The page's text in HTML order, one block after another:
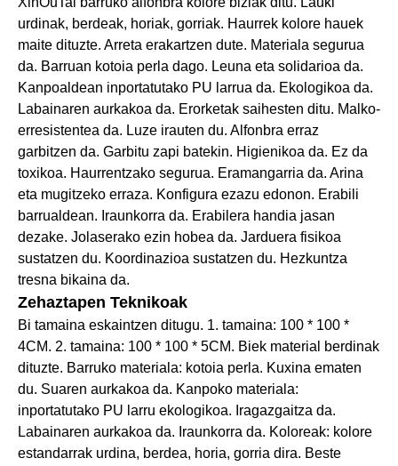
urdinak, berdeak, horiak, gorriak. Haurrek kolore hauek
maite dituzte. Arreta erakartzen dute. Materiala segurua
da. Barruan kotoia perla dago. Leuna eta solidarioa da.
Kanpoaldean inportatutako PU larrua da. Ekologikoa da.
Labainaren aurkakoa da. Erorketak saihesten ditu. Malko-
erresistentea da. Luze irauten du. Alfonbra erraz
garbitzen da. Garbitu zapi batekin. Higienikoa da. Ez da
toxikoa. Haurrentzako segurua. Eramangarria da. Arina
eta mugitzeko erraza. Konfigura ezazu edonon. Erabili
barrualdean. Iraunkorra da. Erabilera handia jasan
dezake. Jolaserako ezin hobea da. Jarduera fisikoa
sustatzen du. Koordinazioa sustatzen du. Hezkuntza
tresna bikaina da.
Zehaztapen Teknikoak
Bi tamaina eskaintzen ditugu. 1. tamaina: 100 * 100 *
4CM. 2. tamaina: 100 * 100 * 5CM. Biek material berdinak
dituzte. Barruko materiala: kotoia perla. Kuxina ematen
du. Suaren aurkakoa da. Kanpoko materiala:
inportatutako PU larru ekologikoa. Iragazgaitza da.
Labainaren aurkakoa da. Iraunkorra da. Koloreak: kolore
estandarrak urdina, berdea, horia, gorria dira. Beste